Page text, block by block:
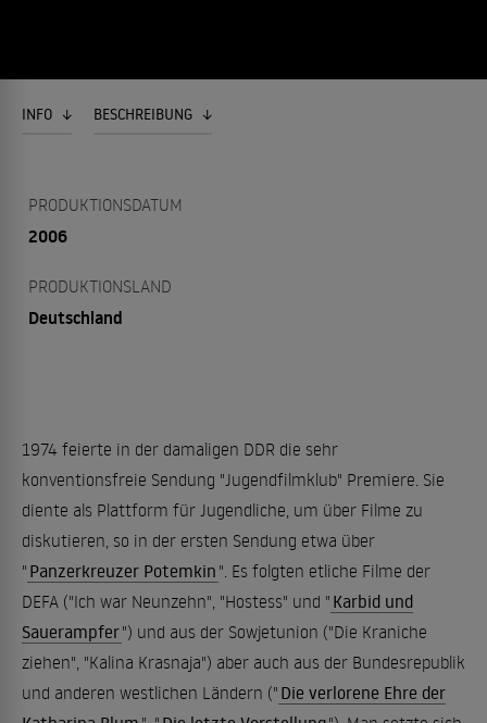
INFO BESCHREIBUNG
PRODUKTIONSDATUM
2006
PRODUKTIONSLAND
Deutschland
1974 feierte in der damaligen DDR die sehr
konventionsfreie Sendung "Jugendfilmklub" Premiere. Sie
diente als Plattform für Jugendliche, um über Filme zu
diskutieren, so in der ersten Sendung etwa über
" Panzerkreuzer Potemkin ". Es folgten etliche Filme der
DEFA ("Ich war Neunzehn", "Hostess" und " Karbid und
Sauerampfer") und aus der Sowjetunion ("Die Kraniche
ziehen", "Kalina Krasnaja") aber auch aus der Bundesrepublik
und anderen westlichen Ländern (" Die verlorene Ehre der